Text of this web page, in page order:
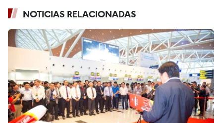
NOTICIAS RELACIONADAS